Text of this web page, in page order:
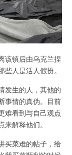
该镇后由乌克兰捏
人是活人假扮。
发生的人，其他的
事情的真伪。目前
难看到与自己观点
解释他们。
买菜难的帖子，给